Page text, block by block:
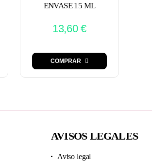
ENVASE 15 ML
13,60€
COMPRAR
AVISOS LEGALES
Aviso legal